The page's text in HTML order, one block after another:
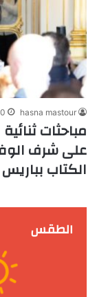
hasna mastour
مباحثات
على شرف
الكتاب بباريس
الطقس